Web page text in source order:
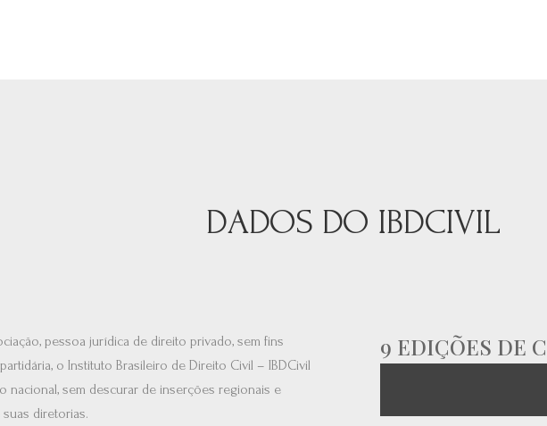
DADOS DO IBDCIVIL
pessoa jurídica de direito privado, sem fins
o Instituto Brasileiro de Direito Civil – IBDCivil
nacional, sem descurar de inserções regionais e
diretorias.
9 EDIÇÕES DE